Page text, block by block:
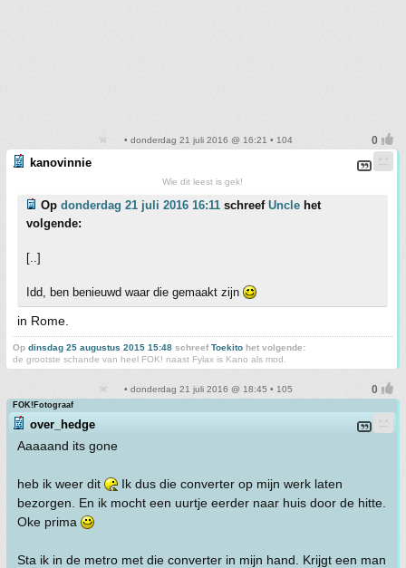
• donderdag 21 juli 2016 @ 16:21 • 104
kanovinnie
Wie dit leest is gek!
Op donderdag 21 juli 2016 16:11 schreef Uncle het
volgende:
[..]
Idd, ben benieuwd waar die gemaakt zijn
in Rome.
Op dinsdag 25 augustus 2015 15:48 schreefToekito het volgende:
de grootste schande van heel FOK! naast Fylax is Kano als mod.
• donderdag 21 juli 2016 @ 18:45 • 105
FOK!Fotograaf
over_hedge
Aaaaand its gone
heb ik weer dit
Ik dus die converter op mijn werk laten
bezorgen. En ik mocht een uurtje eerder naar huis door de hitte.
Oke prima
Sta ik in de metro met die converter in mijn hand. Krijgt een man